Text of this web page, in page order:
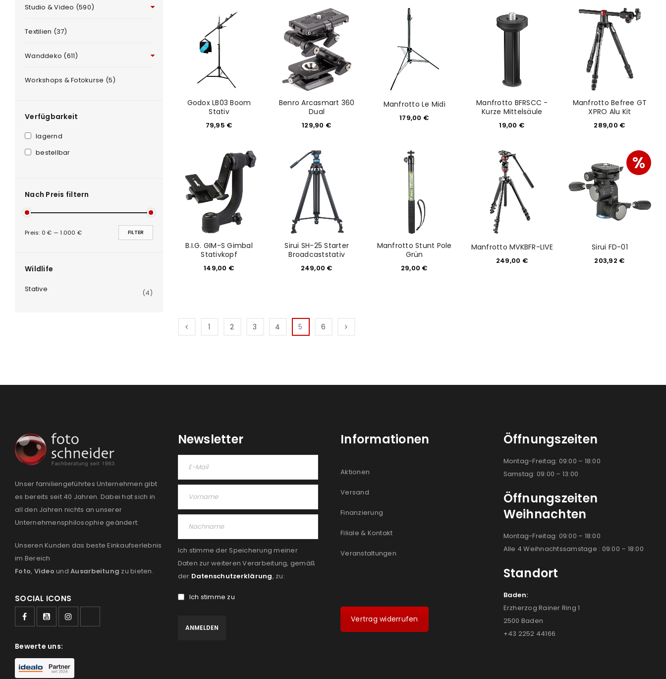
Angemeldet bleiben
Please select all the ways you would like to hear from us
Ja, ich möchte ein Kundenkonto eröffnen und akzeptiere die
Datenschutzerklärung
Studio & Video (590)
Textilien (37)
Wanddeko (611)
Workshops & Fotokurse (5)
Verfügbarkeit
lagernd
bestellbar
Nach Preis filtern
FILTER
Preis: 0 € —1.000 €
Wildlife
Stative (4)
Godox LB03 Boom
Stativ
79,95 €
Benro Arcasmart 360
Dual
129,90 €
Manfrotto Le Midi
179,00 €
Manfrotto BFRSCC -
Kurze Mittelsäule
19,00 €
Manfrotto Befree GT
XPRO Alu Kit
289,00 €
B.I.G. GIM-S Gimbal
Stativkopf
149,00 €
Sirui SH-25 Starter
Broadcaststativ
249,00 €
Manfrotto Stunt Pole
Grün
29,00 €
Manfrotto MVKBFR-LIVE
249,00 €
%
Sirui FD-01
203,92 €
1 2 3 4 5 6
Unser familiengeführtes Unternehmen gibt
es bereits seit 40 Jahren. Dabei hat sich in
all den Jahren nichts an unserer
Unternehmensphilosophie geändert:
Unseren Kunden das beste Einkaufserlebnis
im Bereich
Foto, Video und Ausarbeitung zu bieten.
SOCIAL ICONS
Bewerte uns:
Newsletter
Ich stimme der Speicherung meiner
Daten zur weiteren Verarbeitung, gemäß
der Datenschutzerklärung, zu:
Ich stimme zu
Informationen
Aktionen
Versand
Finanzierung
Filiale & Kontakt
Veranstaltungen
Vertrag widerrufen
Öffnungszeiten
Montag-Freitag: 09:00 – 18:00
Samstag: 09:00 – 13:00
Öffnungszeiten
Weihnachten
Montag-Freitag: 09:00 – 18:00
Alle 4 Weihnachtssamstage : 09:00 – 18:00
Standort
Baden:
Erzherzog Rainer Ring 1
2500 Baden
+43 2252 44166